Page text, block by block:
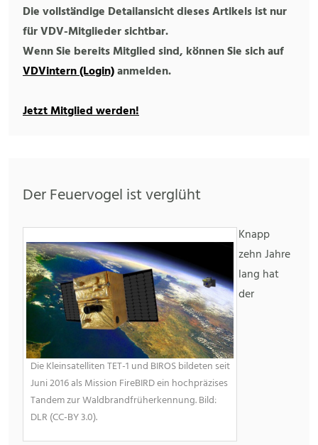
Die vollständige Detailansicht dieses Artikels ist nur
für VDV-Mitglieder sichtbar.
Wenn Sie bereits Mitglied sind, können Sie sich auf
VDVintern (Login)anmelden.
Jetzt Mitglied werden!
Der Feuervogel ist verglüht
Die Kleinsatelliten TET-1 und BIROS bildeten seit
Juni 2016 als Mission FireBIRD ein hochpräzises
Tandem zur Waldbrandfrüherkennung. Bild:
DLR (CC-BY 3.0).
Knapp
zehn Jahre
lang hat
der